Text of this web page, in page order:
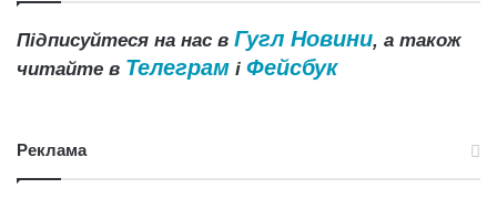
Підписуйтеся на нас в Гугл Новини, а також
читайте в Телеграм і Фейсбук
Реклама